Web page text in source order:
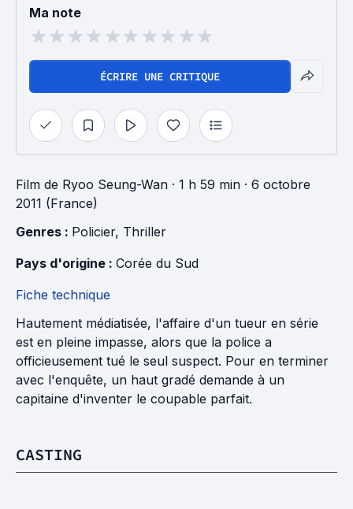
Ma note
ÉCRIRE UNE CRITIQUE
Film de Ryoo Seung-Wan · 1 h 59 min · 6 octobre
2011 (France)
Genres : Policier, Thriller
Pays d'origine : Corée du Sud
Fiche technique
Hautement médiatisée, l'affaire d'un tueur en série
est en pleine impasse, alors que la police a
officieusement tué le seul suspect. Pour en terminer
avec l'enquête, un haut gradé demande à un
capitaine d'inventer le coupable parfait.
CASTING